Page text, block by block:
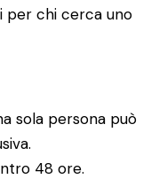
per chi cerca uno
sola persona può
48 ore.